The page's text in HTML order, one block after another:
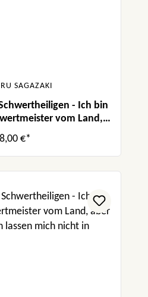
SAGAZAKI
- Ich bin
vom Land,
lassen mich nicht
06
8,00 €*